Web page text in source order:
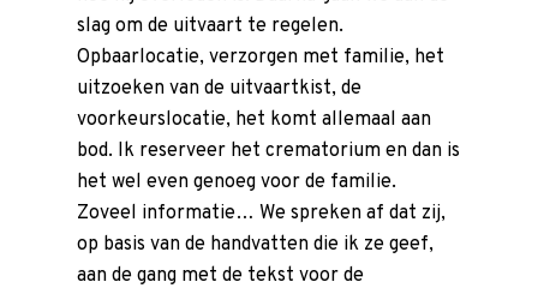
slag om de uitvaart te regelen.
Opbaarlocatie, verzorgen met familie, het
uitzoeken van de uitvaartkist, de
voorkeurslocatie, het komt allemaal aan
bod. Ik reserveer het crematorium en dan is
het wel even genoeg voor de familie.
Zoveel informatie… We spreken af dat zij,
op basis van de handvatten die ik ze geef,
aan de gang met de tekst voor de
Voor de uitvaart
Nu alvast doen
Voorgesprek
Wensenboekje
Uitvaart regelen